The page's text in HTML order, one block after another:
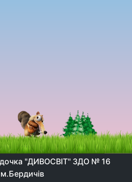
"ДИВОСВІТ" ЗДО № 16
м.Бердичів